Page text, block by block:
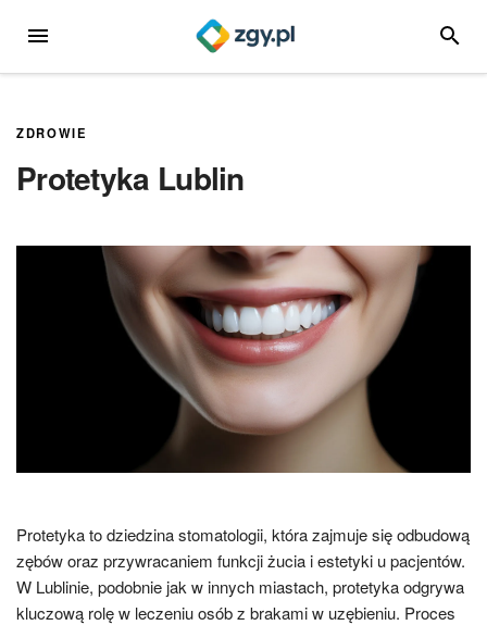
MENU
ZDROWIE
Protetyka Lublin
Protetyka to dziedzina stomatologii, która zajmuje się odbudową
zębów oraz przywracaniem funkcji żucia i estetyki u pacjentów.
W Lublinie, podobnie jak w innych miastach, protetyka odgrywa
kluczową rolę w leczeniu osób z brakami w uzębieniu. Proces